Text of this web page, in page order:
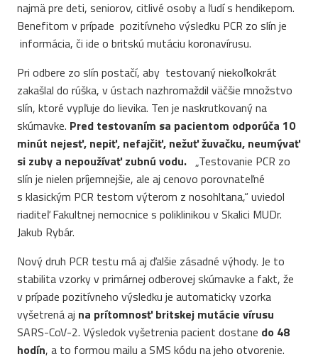
najmä pre deti, seniorov, citlivé osoby a ľudí s hendikepom.
Benefitom v prípade pozitívneho výsledku PCR zo slín je
informácia, či ide o britskú mutáciu koronavírusu.
Pri odbere zo slín postačí, aby testovaný niekoľkokrát
zakašlal do rúška, v ústach nazhromaždil väčšie množstvo
slín, ktoré vypľuje do lievika. Ten je naskrutkovaný na
skúmavke. Pred testovaním sa pacientom odporúča 10
minút nejesť, nepiť, nefajčiť, nežuť žuvačku, neumývať
si zuby a nepoužívať zubnú vodu. „Testovanie PCR zo
slín je nielen príjemnejšie, ale aj cenovo porovnateľné
s klasickým PCR testom výterom z nosohltana,“ uviedol
riaditeľ Fakultnej nemocnice s poliklinikou v Skalici MUDr.
Jakub Rybár.
Nový druh PCR testu má aj ďalšie zásadné výhody. Je to
stabilita vzorky v primárnej odberovej skúmavke a fakt, že
v prípade pozitívneho výsledku je automaticky vzorka
vyšetrená aj na prítomnosť britskej mutácie vírusu
SARS-CoV-2. Výsledok vyšetrenia pacient dostane do 48
hodín, a to formou mailu a SMS kódu na jeho otvorenie.